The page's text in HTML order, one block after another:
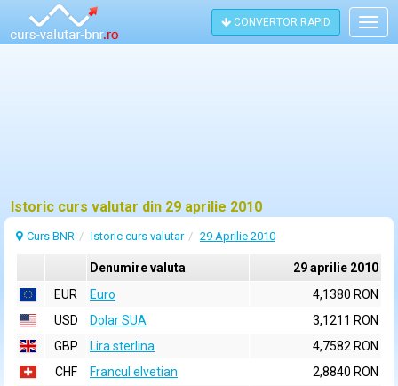
CONVERTOR RAPID
Istoric curs valutar din 29 aprilie 2010
Curs BNR Istoric curs valutar 29 Aprilie 2010
Denumire valuta
29 aprilie 2010
EUR
Euro
4,1380 RON
USD
Dolar SUA
3,1211 RON
GBP
Lira sterlina
4,7582 RON
CHF
Francul elvetian
2,8840 RON